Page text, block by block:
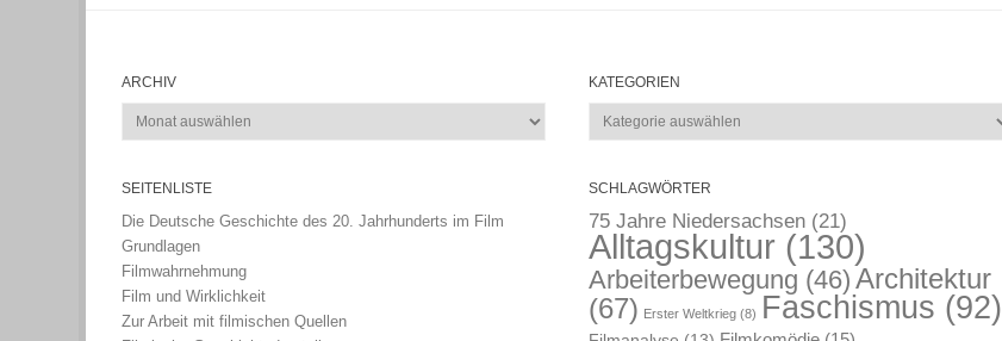
ARCHIV
Archiv
SEITENLISTE
Die Deutsche Geschichte des 20. Jahrhunderts im Film
Grundlagen
Filmwahrnehmung
Film und Wirklichkeit
Zur Arbeit mit filmischen Quellen
KATEGORIEN
Kategorien
SCHLAGWÖRTER
75 Jahre Niedersachsen (21)
Alltagskultur (130)
Arbeiterbewegung (46) Architektur
(67) Erster Weltkrieg (8) Faschismus (92)